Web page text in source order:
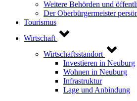
Weitere Behörden und
Der Oberbürgermeister
Tourismus
Wirtschaft
Wirtschaftsstandort
Investieren in Neuburg
Wohnen in Neuburg
Infrastruktur
Lage und Anbindung